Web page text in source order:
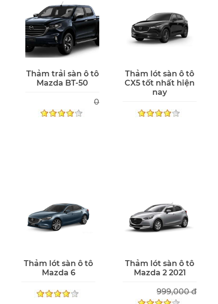
Thảm trải sàn ô tô
Mazda BT-50
0
Thảm lót sàn ô tô
CX5 tốt nhất hiện
nay
Thảm lót sàn ô tô
Mazda 6
Thảm lót sàn ô tô
Mazda 2 2021
999,000 đ